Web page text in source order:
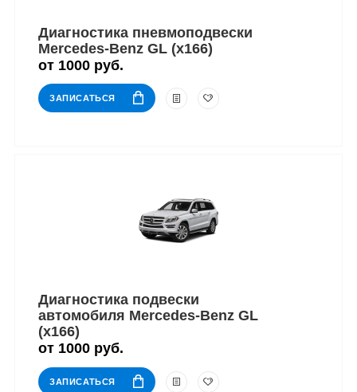
Диагностика пневмоподвески
Mercedes-Benz GL (x166)
от 1000 руб.
ЗАПИСАТЬСЯ
Диагностика подвески
автомобиля Mercedes-Benz GL
(x166)
от 1000 руб.
ЗАПИСАТЬСЯ